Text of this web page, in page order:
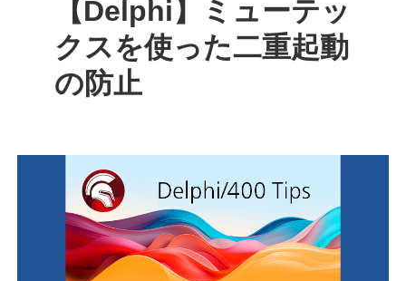
【Delphi】ミューテッ
クスを使った二重起動
の防止